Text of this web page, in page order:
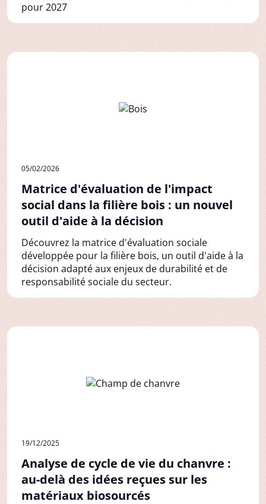
pour 2027
05/02/2026
Matrice d'évaluation de l'impact
social dans la filière bois : un nouvel
outil d'aide à la décision
Découvrez la matrice d'évaluation sociale
développée pour la filière bois, un outil d'aide à la
décision adapté aux enjeux de durabilité et de
responsabilité sociale du secteur.
19/12/2025
Analyse de cycle de vie du chanvre :
au-delà des idées reçues sur les
matériaux biosourcés